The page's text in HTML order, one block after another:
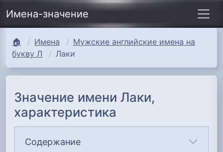
Имена-значение
🏠 Имена
Мужские английские имена на
букву Л
Лаки
Значение имени Лаки,
характеристика
Содержание